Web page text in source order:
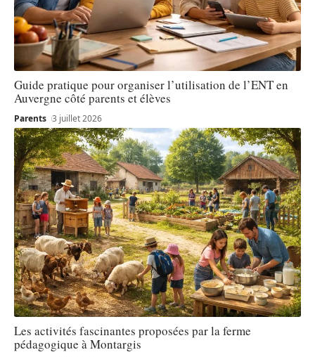
Guide pratique pour organiser l’utilisation de l’ENT en
Auvergne côté parents et élèves
Parents 3 juillet 2026
Les activités fascinantes proposées par la ferme
pédagogique à Montargis